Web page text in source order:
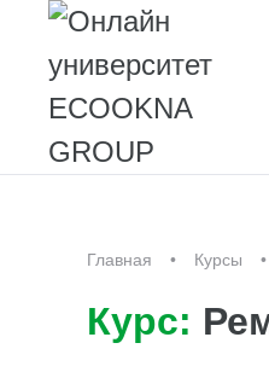
Главная Курсы
Курс: